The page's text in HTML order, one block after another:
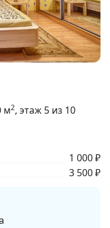
м2, этаж 5 из 10
1 000 ₽
3 500 ₽